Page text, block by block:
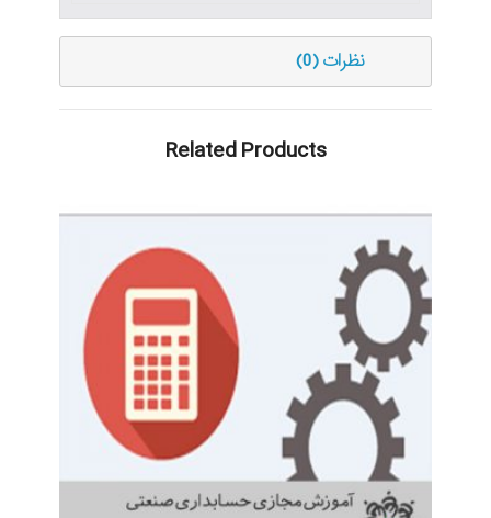
نظرات (0)
Related Products